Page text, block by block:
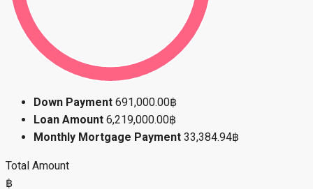
Down Payment 691,000.00฿
Loan Amount 6,219,000.00฿
Monthly Mortgage Payment 33,384.94฿
Total Amount
฿